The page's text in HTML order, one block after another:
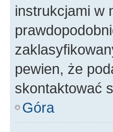
instrukcjami w
pewien, że
skontaktować
Góra